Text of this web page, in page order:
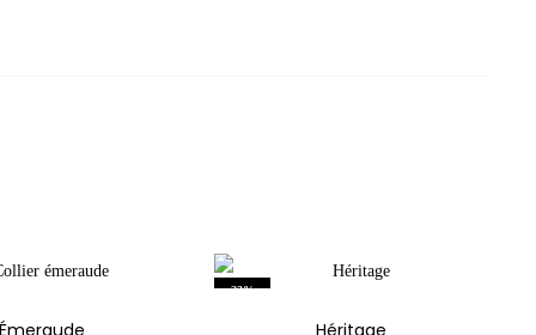
Émeraude
23%
Héritage